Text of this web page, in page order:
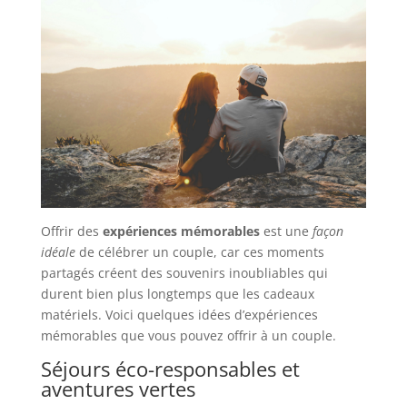
Offrir des expériences mémorablesest une façon
idéalede célébrer un couple, car ces moments
partagés créent des souvenirs inoubliables qui
durent bien plus longtemps que les cadeaux
matériels. Voici quelques idées d’expériences
mémorables que vous pouvez offrir à un couple.
Séjours éco-responsables et
aventures vertes